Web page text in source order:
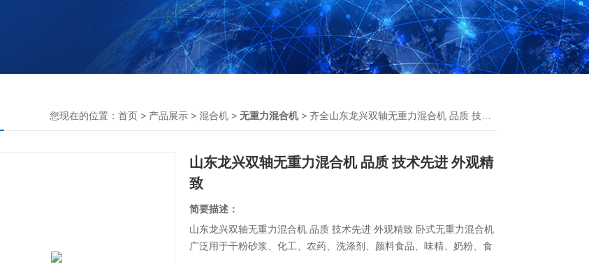
您现在的位置： 首页 > 产品展示 > 混合机 > 无重力混合机> 齐全山东龙兴双轴无重力混合机 品质 技术先进 外观精致
山东龙兴双轴无重力混合机 品质 技术先进 外观精
致
简要描述：
山东龙兴双轴无重力混合机 品质 技术先进 外观精致 卧式无重力混合机
广泛用于干粉砂浆、化工、农药、洗涤剂、颜料食品、味精、奶粉、食